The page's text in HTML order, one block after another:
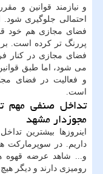
و نیازمند قوانین و
احتمالی جلوگیری شود.
فضای مجازی هم خود
پررنگ تر کرده است.
فضای مجازی در کنار
می شود، اما طبق
و فعالیت در فضای
است.
تداخل صنفی مهم
مجوزدار مشهد
اینروزها بیشترین
داریم. در سوپرمارکت
و... شاهد عرضه قهوه
رومیزی دارند و دیگر